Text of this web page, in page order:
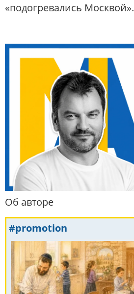
«подогревались Москвой».
Об авторе
#promotion